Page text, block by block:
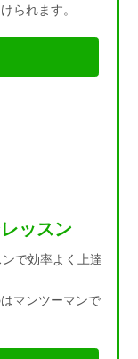
られます。
ッスン
で効率よく上達
マンツーマンで